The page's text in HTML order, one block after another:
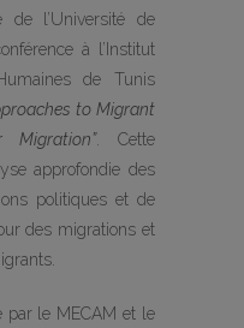
de l’Université de
à l’Institut
de Tunis
to Migrant
Migration”. Cette
approfondie des
politiques et de
des migrations et
par le MECAM et le